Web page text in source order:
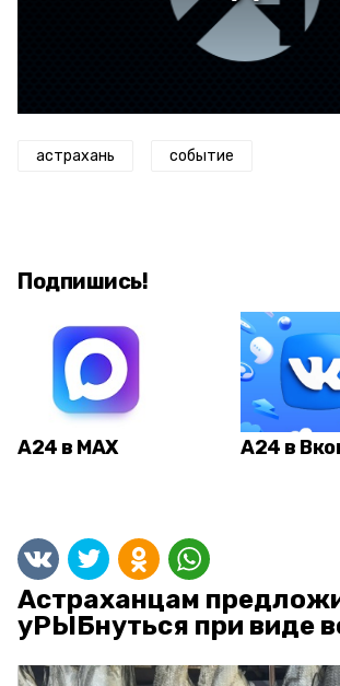
астрахань событие
Подпишись!
А24 в MAX А24 в
Астраханцам
уРЫБнуться при виде